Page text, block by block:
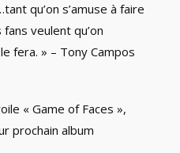
qu’on s’amuse à faire
veulent qu’on
fera. » – Tony Campos
« Game of Faces »,
prochain album